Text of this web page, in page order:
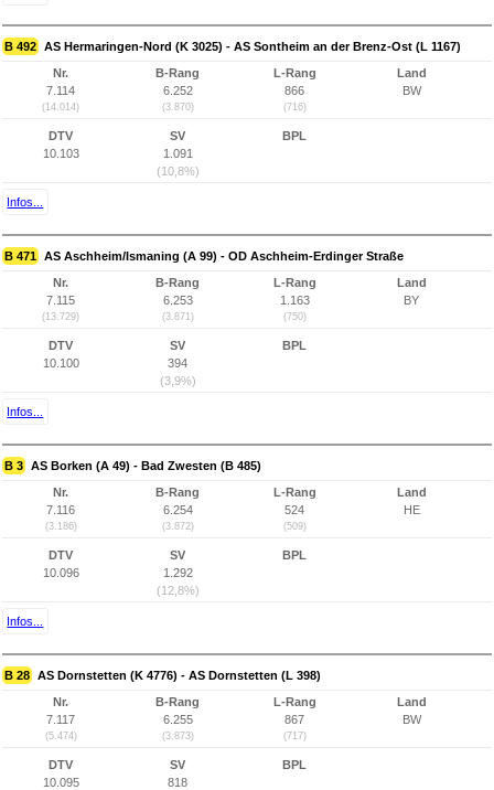
B 492 AS Hermaringen-Nord (K 3025) - AS Sontheim an der Brenz-Ost (L 1167)
Nr.
7.114
(14.014)
B-Rang
6.252
(3.870)
L-Rang
866
(716)
Land
BW
DTV
10.103
SV
1.091
(10,8%)
BPL
Infos...
B 471 AS Aschheim/Ismaning (A 99) - OD Aschheim-Erdinger Straße
Nr.
7.115
(13.729)
B-Rang
6.253
(3.871)
L-Rang
1.163
(750)
Land
BY
DTV
10.100
SV
394
(3,9%)
BPL
Infos...
B 3 AS Borken (A 49) - Bad Zwesten (B 485)
Nr.
7.116
(3.186)
B-Rang
6.254
(3.872)
L-Rang
524
(509)
Land
HE
DTV
10.096
SV
1.292
(12,8%)
BPL
Infos...
B 28 AS Dornstetten (K 4776) - AS Dornstetten (L 398)
Nr.
7.117
(5.474)
B-Rang
6.255
(3.873)
L-Rang
867
(717)
Land
BW
DTV
10.095
SV
818
BPL